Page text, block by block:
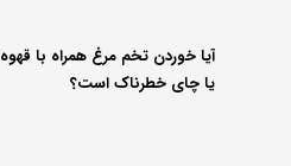
آیا خوردن تخم مرغ همراه با قهوه
یا چای خطرناک است؟